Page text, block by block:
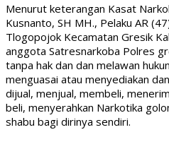
Menurut keterangan Kasat
Kusnanto, SH MH., Pelaku AR
Tlogopojok Kecamatan Gresik
anggota Satresnarkoba Polres
tanpa hak dan dan melawan
menguasai atau menyediakan
dijual, menjual, membeli,
beli, menyerahkan Narkotika
shabu bagi dirinya sendiri.